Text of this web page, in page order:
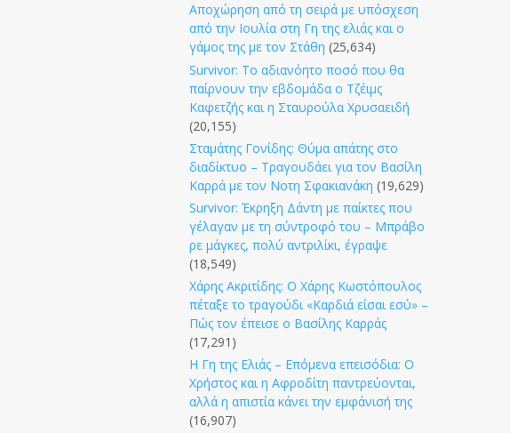
Αποχώρηση από τη σειρά με υπόσχεση
από την Ιουλία στη Γη της ελιάς και ο
γάμος της με τον Στάθη (25,634)
Survivor: Το αδιανόητο ποσό που θα
παίρνουν την εβδομάδα ο Τζέιμς
Καφετζής και η Σταυρούλα Χρυσαειδή
(20,155)
Σταμάτης Γονίδης: Θύμα απάτης στο
διαδίκτυο – Τραγουδάει για τον Βασίλη
Καρρά με τον Νοτη Σφακιανάκη (19,629)
Survivor: Έκρηξη Δάντη με παίκτες που
γέλαγαν με τη σύντροφό του – Μπράβο
ρε μάγκες, πολύ αντριλίκι, έγραψε
(18,549)
Χάρης Ακριτίδης: Ο Χάρης Κωστόπουλος
πέταξε το τραγούδι «Καρδιά είσαι εσύ» –
Πώς τον έπεισε ο Βασίλης Καρράς
(17,291)
Η Γη της Ελιάς – Επόμενα επεισόδια: Ο
Χρήστος και η Αφροδίτη παντρεύονται,
αλλά η απιστία κάνει την εμφάνισή της
(16,907)